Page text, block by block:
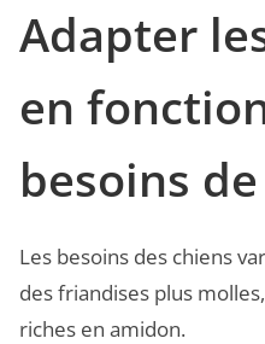
Adapter
en
besoins
Les besoins des chiens
des friandises plus
riches en amidon.